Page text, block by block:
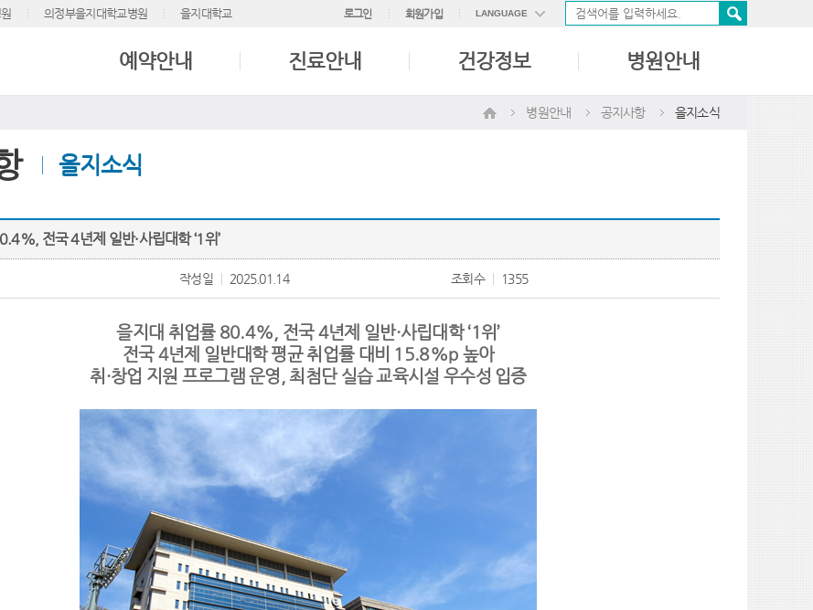
의정부을지대학교병원 을지대학교 로그인 회원가입 LANGUAGE
中國語
예약안내 진료안내 건강정보 병원안내
병원안내 공지사항 을지소식
을지소식
전국 4년제 일반·사립대학 ‘1위’
작성일 2025.01.14 조회수 1355
을지대 취업률 80.4%, 전국 4년제 일반·사립대학 ‘1위’
전국 4년제 일반대학 평균 취업률 대비 15.8%p 높아
취·창업 지원 프로그램 운영, 최첨단 실습 교육시설 우수성 입증